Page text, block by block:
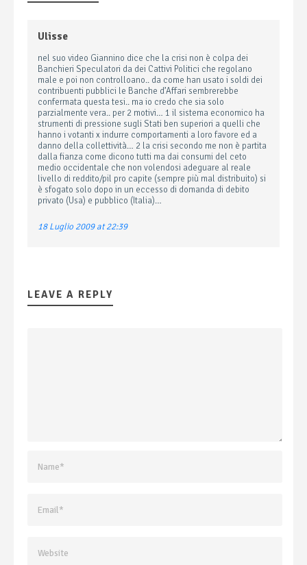
Ulisse
nel suo video Giannino dice che la crisi non è colpa dei
Banchieri Speculatori da dei Cattivi Politici che regolano
male e poi non controlloano.. da come han usato i soldi dei
contribuenti pubblici le Banche d’Affari sembrerebbe
confermata questa tesi.. ma io credo che sia solo
parzialmente vera.. per 2 motivi… 1 il sistema economico ha
strumenti di pressione sugli Stati ben superiori a quelli che
hanno i votanti x indurre comportamenti a loro favore ed a
danno della collettività… 2 la crisi secondo me non è partita
dalla fianza come dicono tutti ma dai consumi del ceto
medio occidentale che non volendosi adeguare al reale
livello di reddito/pil pro capite (sempre più mal distribuito) si
è sfogato solo dopo in un eccesso di domanda di debito
privato (Usa) e pubblico (Italia)…
18 Luglio 2009 at 22:39
LEAVE A REPLY